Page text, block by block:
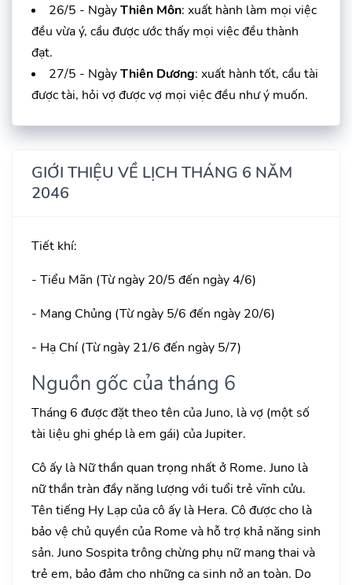
26/5 - NgàyThiên Môn: xuất hành làm mọi việc
đều vừa ý, cầu được ước thấy mọi việc đều thành
đạt.
27/5 - NgàyThiên Dương: xuất hành tốt, cầu tài
được tài, hỏi vợ được vợ mọi việc đều như ý muốn.
GIỚI THIỆU VỀ LỊCH THÁNG 6 NĂM
2046
Tiết khí:
- Tiểu Mãn (Từ ngày 20/5 đến ngày 4/6)
- Mang Chủng (Từ ngày 5/6 đến ngày 20/6)
- Hạ Chí (Từ ngày 21/6 đến ngày 5/7)
Nguồn gốc của tháng 6
Tháng 6 được đặt theo tên của Juno, là vợ (một số
tài liệu ghi ghép là em gái) của Jupiter.
Cô ấy là Nữ thần quan trọng nhất ở Rome. Juno là
nữ thần tràn đầy năng lượng với tuổi trẻ vĩnh cửu.
Tên tiếng Hy Lạp của cô ấy là Hera. Cô được cho là
bảo vệ chủ quyền của Rome và hỗ trợ khả năng sinh
sản. Juno Sospita trông chừng phụ nữ mang thai và
trẻ em, bảo đảm cho những ca sinh nở an toàn. Do